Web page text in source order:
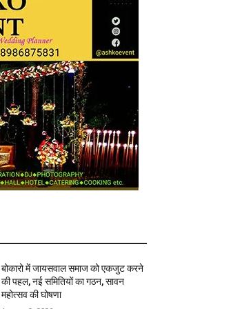
बोकारो में जायसवाल समाज को एकजुट करने
की पहल, नई समितियों का गठन, सावन
महोत्सव की घोषणा